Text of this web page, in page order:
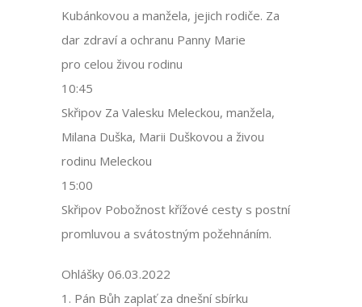
Kubánkovou a manžela, jejich rodiče. Za
dar zdraví a ochranu Panny Marie
pro celou živou rodinu
10:45
Skřipov Za Valesku Meleckou, manžela,
Milana Duška, Marii Duškovou a živou
rodinu Meleckou
15:00
Skřipov Pobožnost křížové cesty s postní
promluvou a svátostným požehnáním.
Ohlášky 06.03.2022
1. Pán Bůh zaplať za dnešní sbírku